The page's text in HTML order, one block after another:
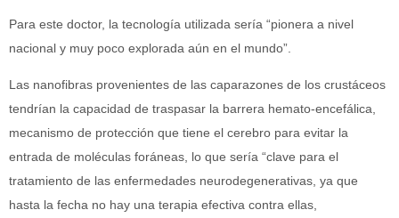
Para este doctor, la tecnología utilizada sería “pionera a nivel
nacional y muy poco explorada aún en el mundo”.
Las nanofibras provenientes de las caparazones de los crustáceos
tendrían la capacidad de traspasar la barrera hemato-encefálica,
mecanismo de protección que tiene el cerebro para evitar la
entrada de moléculas foráneas, lo que sería “clave para el
tratamiento de las enfermedades neurodegenerativas, ya que
hasta la fecha no hay una terapia efectiva contra ellas,